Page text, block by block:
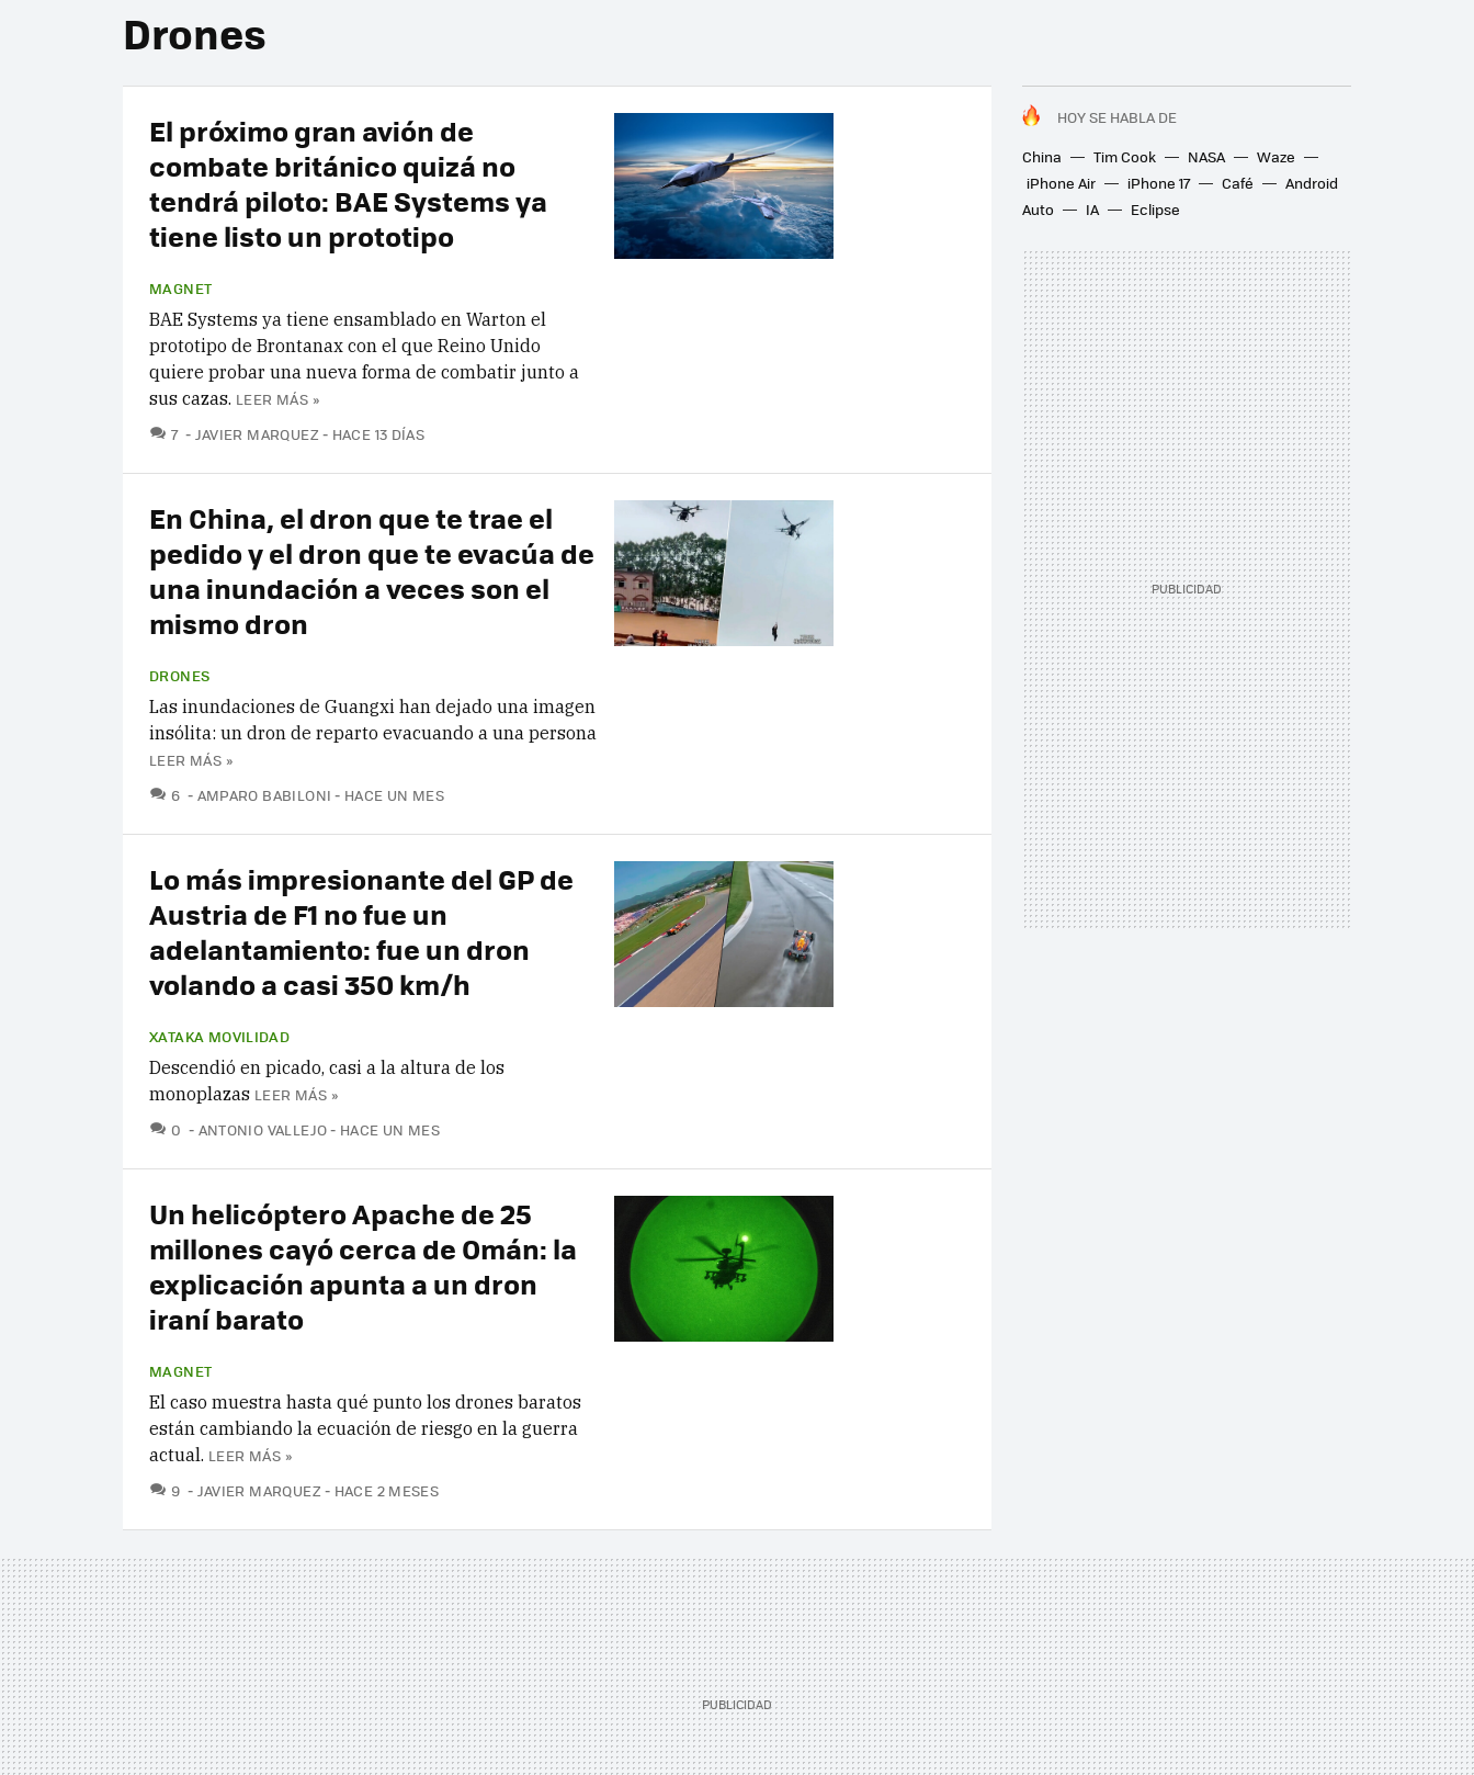
Drones
HOY SE HABLA DE
China
Tim Cook NASA
Waze
iPhone Air
iPhone 17 Café
Android
Auto
IA Eclipse
El próximo gran avión de
combate británico quizá no
tendrá piloto: BAE Systems ya
tiene listo un prototipo
MAGNET
BAE Systems ya tiene ensamblado en Warton el
prototipo de Brontanax con el que Reino Unido
quiere probar una nueva forma de combatir junto a
sus cazas. LEER MÁS »
7 COMENTARIOS
JAVIER MARQUEZ HACE 13 DÍAS
En China, el dron que te trae el
pedido y el dron que te evacúa de
una inundación a veces son el
mismo dron
DRONES
Las inundaciones de Guangxi han dejado una imagen
insólita: un dron de reparto evacuando a una persona
LEER MÁS »
6 COMENTARIOS
AMPARO BABILONI HACE UN MES
Lo más impresionante del GP de
Austria de F1 no fue un
adelantamiento: fue un dron
volando a casi 350 km/h
XATAKA MOVILIDAD
Descendió en picado, casi a la altura de los
monoplazas LEER MÁS »
0 COMENTARIOS
ANTONIO VALLEJO HACE UN MES
Un helicóptero Apache de 25
millones cayó cerca de Omán: la
explicación apunta a un dron
iraní barato
MAGNET
El caso muestra hasta qué punto los drones baratos
están cambiando la ecuación de riesgo en la guerra
actual. LEER MÁS »
9 COMENTARIOS
JAVIER MARQUEZ HACE 2 MESES